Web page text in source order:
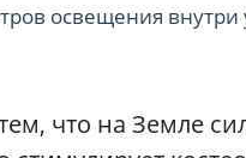
освещения внутри
что на Земле